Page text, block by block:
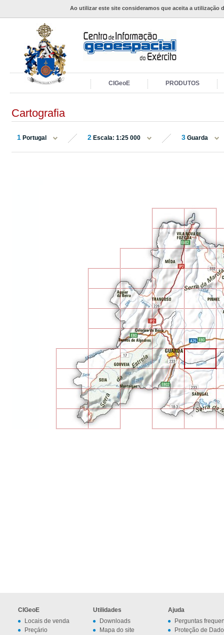
Ao utilizar este site consideramos que aceita a utilização
CIGeoE PRODUTOS
Cartografia
1 Portugal 2 Escala: 1:25 000 3 Guarda
CIGeoE
Locais de venda
Preçário
Utilidades
Downloads
Mapa do site
Ajuda
Perguntas
Proteção de